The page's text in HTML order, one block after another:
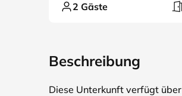
2 Gäste
Beschreibung
Diese Unterkunft verfügt über